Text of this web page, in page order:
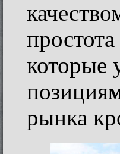
которые
позиция
рынка